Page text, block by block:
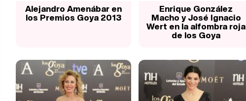
Alejandro Amenábar en
los Premios Goya 2013
Enrique González
Macho y José Ignacio
Wert en la alfombra roja
de los Goya